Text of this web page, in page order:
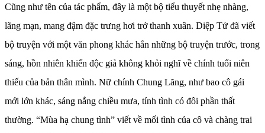
Cũng như tên của tác phẩm, đây là một bộ tiểu thuyết nhẹ nhàng,
lãng mạn, mang đậm đặc trưng hơi trở thanh xuân. Diệp Tử đã viết
bộ truyện với một văn phong khác hẳn những bộ truyện trước, trong
sáng, hồn nhiên khiến độc giả không khỏi nghĩ về chính tuổi niên
thiếu của bản thân mình. Nữ chính Chung Lăng, như bao cô gái
mới lớn khác, sáng nắng chiều mưa, tính tình có đôi phần thất
thường. “Mùa hạ chung tình” viết về mối tình của cô và chàng trai